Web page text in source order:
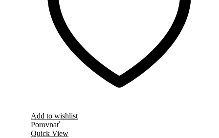
Add to wishlist
Porovnať
Quick View